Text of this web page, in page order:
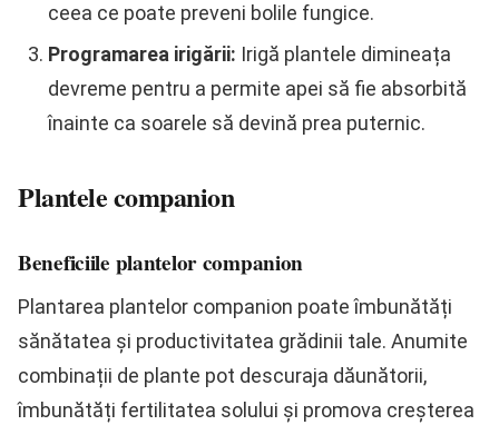
ceea ce poate preveni bolile fungice.
Programarea irigării: Irigă plantele dimineața
devreme pentru a permite apei să fie absorbită
înainte ca soarele să devină prea puternic.
Plantele companion
Beneficiile plantelor companion
Plantarea plantelor companion poate îmbunătăți
sănătatea și productivitatea grădinii tale. Anumite
combinații de plante pot descuraja dăunătorii,
îmbunătăți fertilitatea solului și promova creșterea